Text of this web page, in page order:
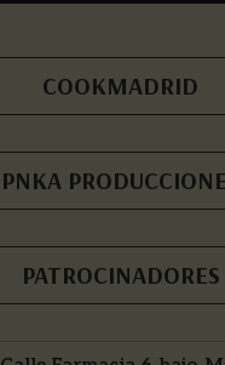
COOKMADRID
PNKA
PATROCINADORES